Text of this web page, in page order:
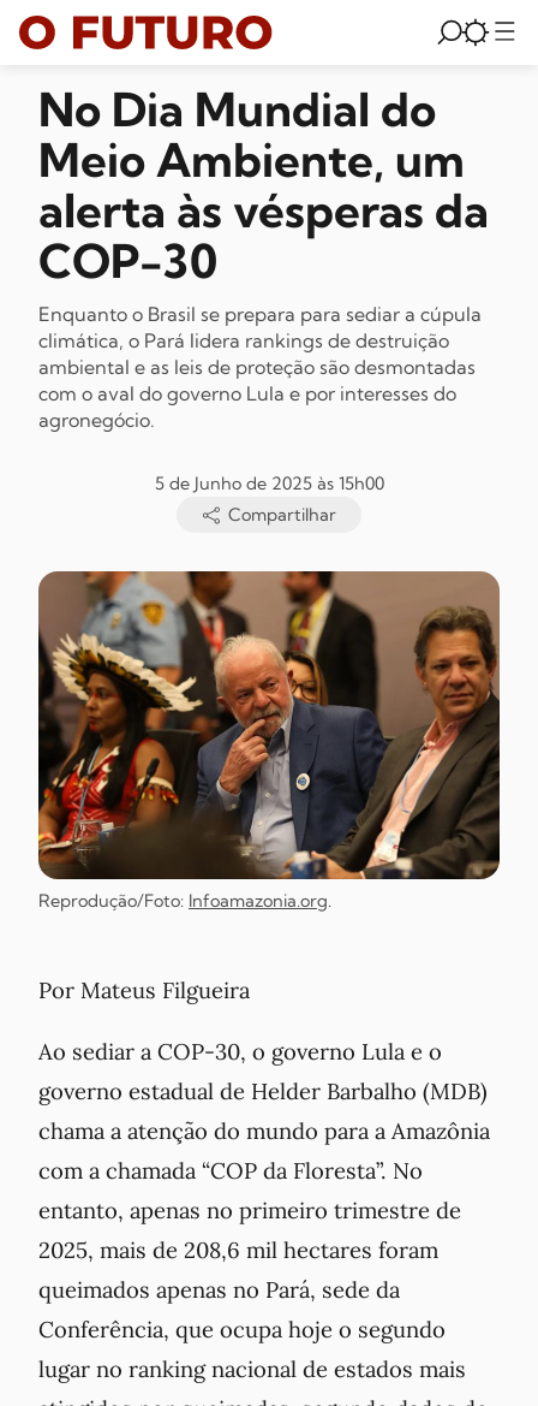
No Dia Mundial do
Meio Ambiente, um
alerta às vésperas da
COP-30
Enquanto o Brasil se prepara para sediar a cúpula
climática, o Pará lidera rankings de destruição
ambiental e as leis de proteção são desmontadas
com o aval do governo Lula e por interesses do
agronegócio.
5 de Junho de 2025 às 15h00
Compartilhar
Reprodução/Foto: Infoamazonia.org.
Por Mateus Filgueira
Ao sediar a COP-30, o governo Lula e o
governo estadual de Helder Barbalho (MDB)
chama a atenção do mundo para a Amazônia
com a chamada “COP da Floresta”. No
entanto, apenas no primeiro trimestre de
2025, mais de 208,6 mil hectares foram
queimados apenas no Pará, sede da
Conferência, que ocupa hoje o segundo
lugar no ranking nacional de estados mais